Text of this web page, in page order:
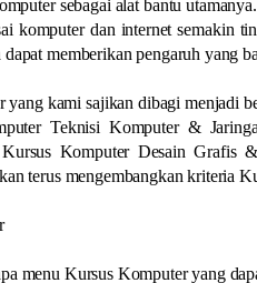
sebagai alat bantu
komputer dan internet semakin
memberikan pengaruh yang
kami sajikan dibagi menjadi
Teknisi Komputer &
Komputer Desain Grafis
terus mengembangkan kriteria
menu Kursus Komputer yang